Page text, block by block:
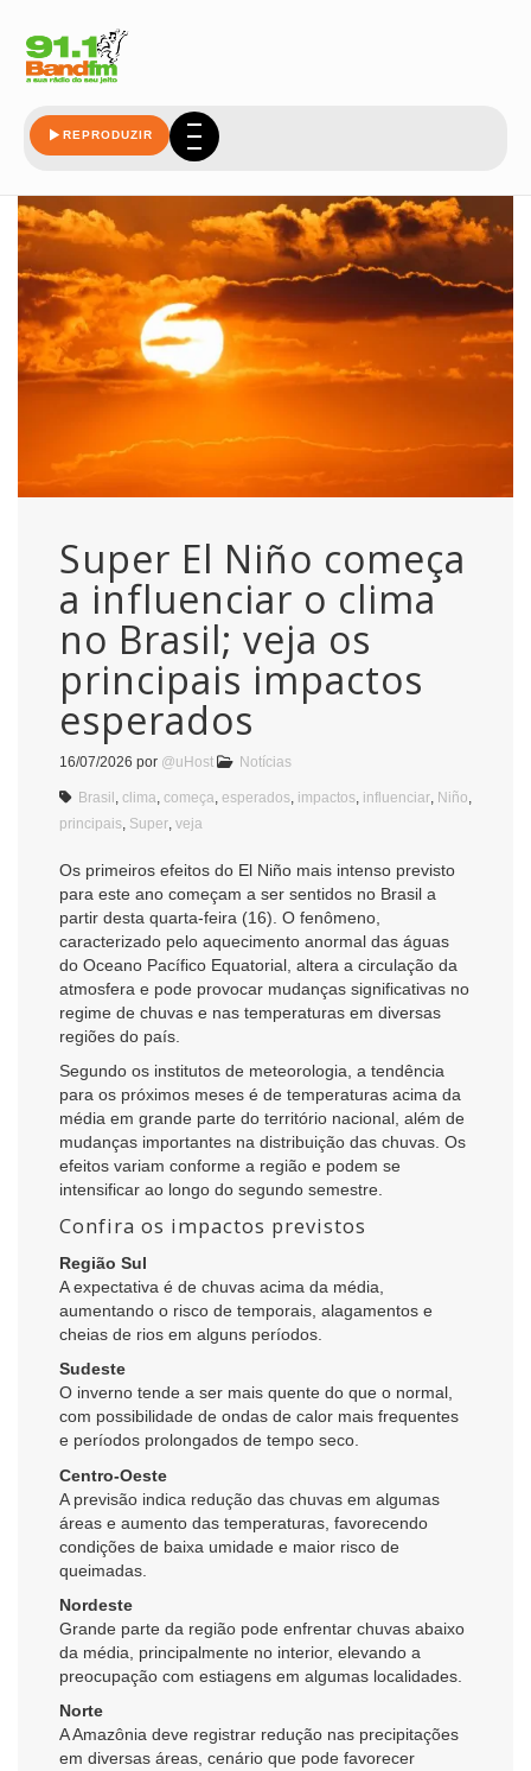
REPRODUZIR
Super El Niño começa
a influenciar o clima
no Brasil; veja os
principais impactos
esperados
16/07/2026 por @uHost Notícias
Brasil clima começa esperados impactos influenciar Niño
principais Super veja
Os primeiros efeitos do El Niño mais intenso previsto
para este ano começam a ser sentidos no Brasil a
partir desta quarta-feira (16). O fenômeno,
caracterizado pelo aquecimento anormal das águas
do Oceano Pacífico Equatorial, altera a circulação da
atmosfera e pode provocar mudanças significativas no
regime de chuvas e nas temperaturas em diversas
regiões do país.
Segundo os institutos de meteorologia, a tendência
para os próximos meses é de temperaturas acima da
média em grande parte do território nacional, além de
mudanças importantes na distribuição das chuvas. Os
efeitos variam conforme a região e podem se
intensificar ao longo do segundo semestre.
Confira os impactos previstos
Região Sul
A expectativa é de chuvas acima da média,
aumentando o risco de temporais, alagamentos e
cheias de rios em alguns períodos.
Sudeste
O inverno tende a ser mais quente do que o normal,
com possibilidade de ondas de calor mais frequentes
e períodos prolongados de tempo seco.
Centro-Oeste
A previsão indica redução das chuvas em algumas
áreas e aumento das temperaturas, favorecendo
condições de baixa umidade e maior risco de
queimadas.
Nordeste
Grande parte da região pode enfrentar chuvas abaixo
da média, principalmente no interior, elevando a
preocupação com estiagens em algumas localidades.
Norte
A Amazônia deve registrar redução nas precipitações
em diversas áreas, cenário que pode favorecer